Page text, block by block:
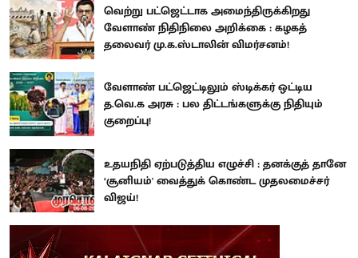
வெற்று பட்ஜெட்டாக அமைந்திருக்கிறது
வேளாண் நிதிநிலை அறிக்கை : கழகத்
தலைவர் மு.க.ஸ்டாலின் விமர்சனம்!
வேளாண் பட்ஜெட்டிலும் ஸ்டிக்கர் ஒட்டிய
த.வெ.க அரசு : பல திட்டங்களுக்கு நிதியும்
குறைப்பு!
உதயநிதி ஏற்படுத்திய எழுச்சி : தனக்குத் தானே
‘சூனியம்' வைத்துக் கொண்ட முதலமைச்சர்
விஜய்!